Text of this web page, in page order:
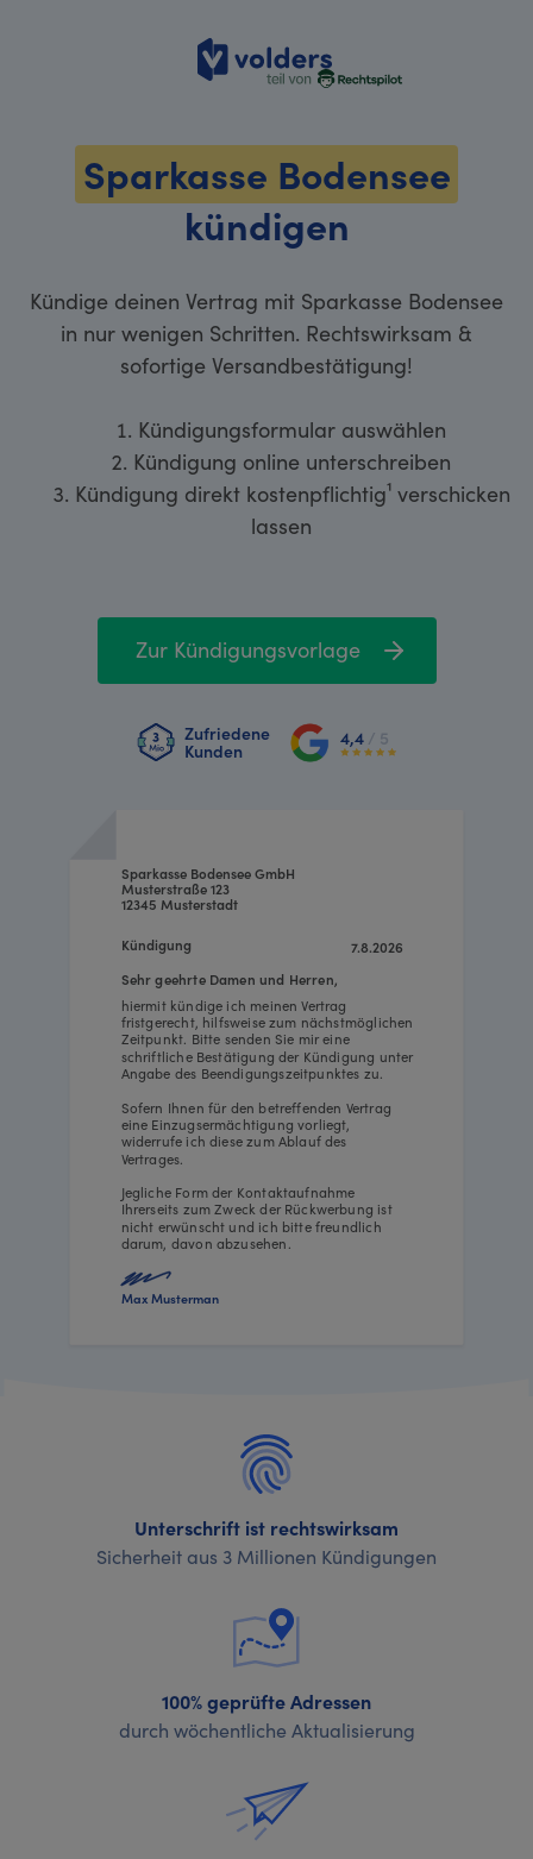
volders
Sparkasse Bodensee
kündigen
Kündige deinen Vertrag mit Sparkasse Bodensee
in nur wenigen Schritten. Rechtswirksam &
sofortige Versandbestätigung!
Kündigungsformular auswählen
Kündigung online unterschreiben
Kündigung direkt kostenpflichtig¹ verschicken
lassen
Zur Kündigungsvorlage
Zufriedene
Kunden
4,4 / 5
7.8.2026
Sparkasse Bodensee GmbH
Musterstraße 123
12345 Musterstadt
hiermit kündige ich meinen Vertrag
fristgerecht, hilfsweise zum nächstmöglichen
Zeitpunkt. Bitte senden Sie mir eine
schriftliche Bestätigung der Kündigung unter
Angabe des Beendigungszeitpunktes zu.
Sofern Ihnen für den betreffenden Vertrag
eine Einzugsermächtigung vorliegt,
widerrufe ich diese zum Ablauf des
Vertrages.
Jegliche Form der Kontaktaufnahme
Ihrerseits zum Zweck der Rückwerbung ist
nicht erwünscht und ich bitte freundlich
darum, davon abzusehen.
Sehr geehrte Damen und Herren,
Kündigung
Max Musterman
Unterschrift ist rechtswirksam
Sicherheit aus 3 Millionen Kündigungen
100% geprüfte Adressen
durch wöchentliche Aktualisierung